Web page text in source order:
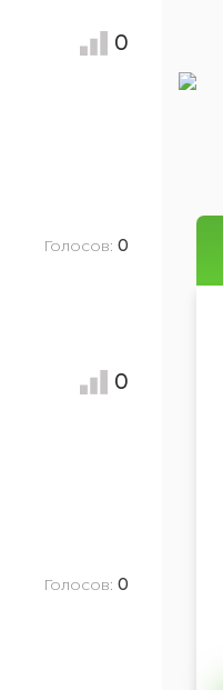
0
Голосов: 0
0
Голосов: 0